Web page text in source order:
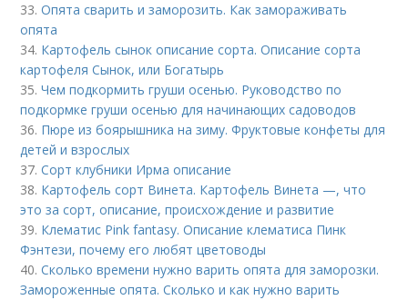
33.Опята сварить и заморозить. Как замораживать
опята
34. Картофель сынок описание сорта. Описание сорта
картофеля Сынок, или Богатырь
35.Чем подкормить груши осенью. Руководство по
подкормке груши осенью для начинающих садоводов
36. Пюре из боярышника на зиму. Фруктовые конфеты для
детей и взрослых
37.Сорт клубники Ирма описание
38. Картофель сорт Винета. Картофель Винета —, что
это за сорт, описание, происхождение и развитие
39. Клематис Pink fantasy. Описание клематиса Пинк
Фэнтези, почему его любят цветоводы
40.Сколько времени нужно варить опята для заморозки.
Замороженные опята. Сколько и как нужно варить